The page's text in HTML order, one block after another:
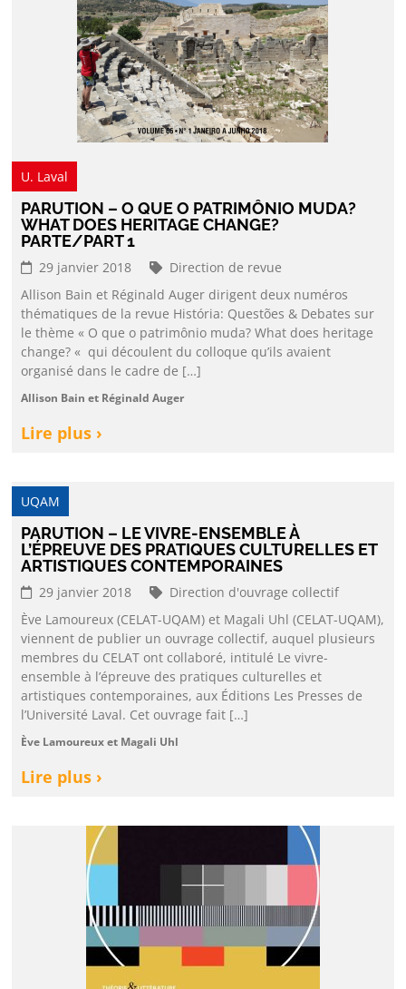
U. Laval
PARUTION – O QUE O PATRIMÔNIO MUDA?
WHAT DOES HERITAGE CHANGE?
PARTE/PART 1
29 janvier 2018
Direction de revue
Allison Bain et Réginald Auger dirigent deux numéros
thématiques de la revue História: Questões & Debates sur
le thème « O que o patrimônio muda? What does heritage
change? « qui découlent du colloque qu’ils avaient
organisé dans le cadre de […]
Allison Bain et Réginald Auger
Lire plus ›
UQAM
PARUTION – LE VIVRE-ENSEMBLE À
L’ÉPREUVE DES PRATIQUES CULTURELLES ET
ARTISTIQUES CONTEMPORAINES
29 janvier 2018
Direction d'ouvrage collectif
Ève Lamoureux (CELAT-UQAM) et Magali Uhl (CELAT-UQAM),
viennent de publier un ouvrage collectif, auquel plusieurs
membres du CELAT ont collaboré, intitulé Le vivre-
ensemble à l’épreuve des pratiques culturelles et
artistiques contemporaines, aux Éditions Les Presses de
l’Université Laval. Cet ouvrage fait […]
Ève Lamoureux et Magali Uhl
Lire plus ›